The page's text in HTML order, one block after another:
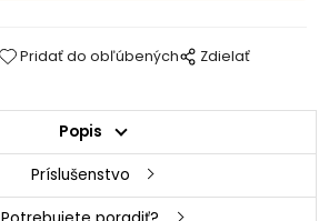
Pridať do obľúbených Zdielať
Popis
Príslušenstvo